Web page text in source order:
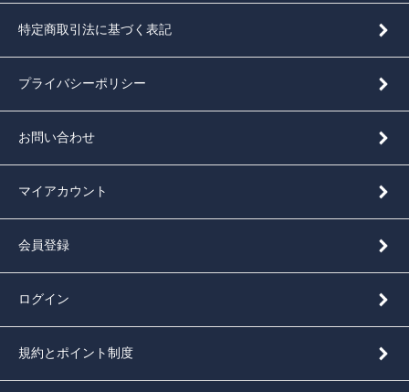
特定商取引法に基づく表記
プライバシーポリシー
お問い合わせ
マイアカウント
会員登録
ログイン
規約とポイント制度